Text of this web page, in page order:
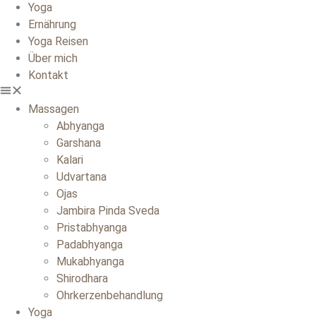
Yoga
Ernährung
Yoga Reisen
Über mich
Kontakt
Massagen
Abhyanga
Garshana
Kalari
Udvartana
Ojas
Jambira Pinda Sveda
Pristabhyanga
Padabhyanga
Mukabhyanga
Shirodhara
Ohrkerzenbehandlung
Yoga